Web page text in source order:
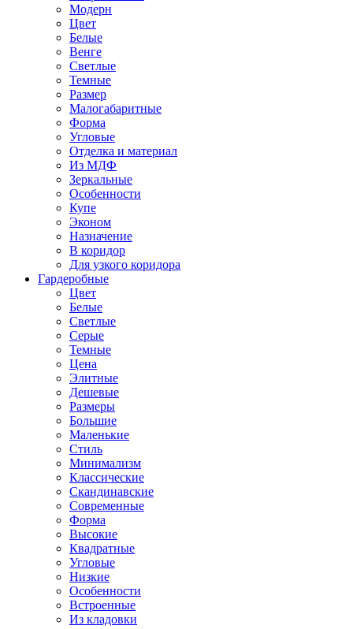
Модерн
Цвет
Белые
Венге
Светлые
Темные
Размер
Малогабаритные
Форма
Угловые
Отделка и материал
Из МДФ
Зеркальные
Особенности
Купе
Эконом
Назначение
В коридор
Для узкого коридора
Гардеробные
Цвет
Белые
Светлые
Серые
Темные
Цена
Элитные
Дешевые
Размеры
Большие
Маленькие
Стиль
Минимализм
Классические
Скандинавские
Современные
Форма
Высокие
Квадратные
Угловые
Низкие
Особенности
Встроенные
Из кладовки